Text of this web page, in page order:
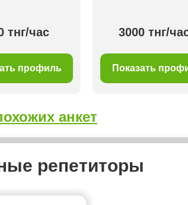
тнг/час
профиль
3000 тнг/
Показать
анкет
репетиторы